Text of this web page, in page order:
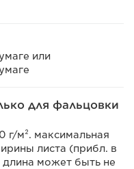
или
для фальцовки
г/м². максимальная
листа (прибл. в
может быть не